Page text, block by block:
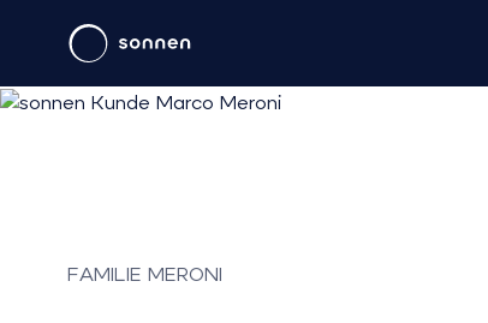
FAMILIE MERONI